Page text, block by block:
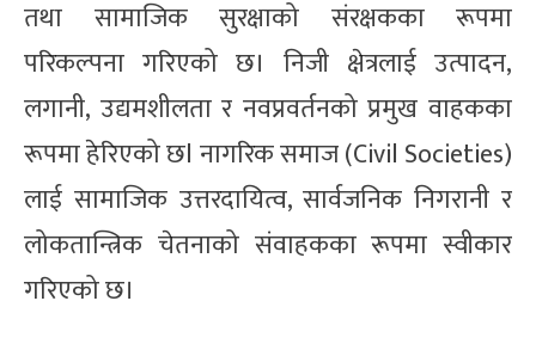
तथा सामाजिक सुरक्षाको संरक्षकका रूपमा
परिकल्पना गरिएको छ। निजी क्षेत्रलाई उत्पादन,
लगानी, उद्यमशीलता र नवप्रवर्तनको प्रमुख वाहकका
रूपमा हेरिएको छl नागरिक समाज (Civil Societies)
लाई सामाजिक उत्तरदायित्व, सार्वजनिक निगरानी र
लोकतान्त्रिक चेतनाको संवाहकका रूपमा स्वीकार
गरिएको छ।